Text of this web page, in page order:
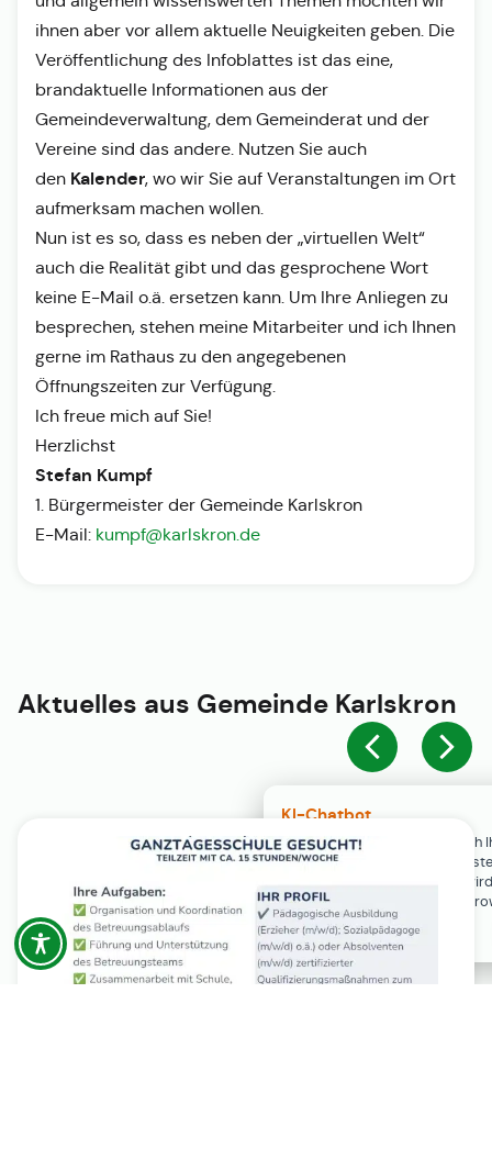
KI-Chatbot
Der KI-Chatbot steht erst nach
Einwilligung in den Cookie-
Verfügung. Der Chat-Verlauf
ausschließlich lokal in Ihrem
gespeichert.
ihnen aber vor allem aktuelle Neuigkeiten geben. Die
Veröffentlichung des Infoblattes ist das eine,
brandaktuelle Informationen aus der
Gemeindeverwaltung, dem Gemeinderat und der
Vereine sind das andere. Nutzen Sie auch
den Kalender, wo wir Sie auf Veranstaltungen im Ort
aufmerksam machen wollen.
Nun ist es so, dass es neben der „virtuellen Welt“
auch die Realität gibt und das gesprochene Wort
keine E-Mail o.ä. ersetzen kann. Um Ihre Anliegen zu
besprechen, stehen meine Mitarbeiter und ich Ihnen
gerne im Rathaus zu den angegebenen
Öffnungszeiten zur Verfügung.
Ich freue mich auf Sie!
Herzlichst
Stefan Kumpf
1. Bürgermeister der Gemeinde Karlskron
E-Mail: kumpf@karlskron.de
Aktuelles aus Gemeinde Karlskron